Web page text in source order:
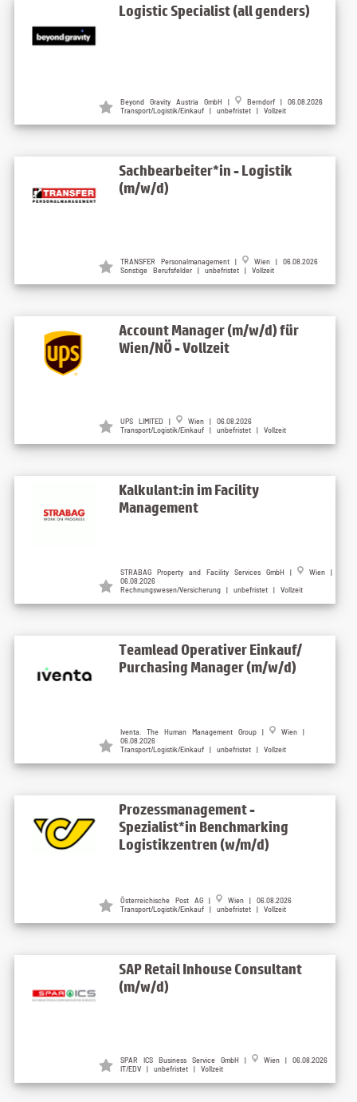
Logistic Specialist (all genders)
Beyond Gravity Austria GmbH |
Berndorf | 06.08.2026
Transport/Logistik/Einkauf | unbefristet | Vollzeit
Sachbearbeiter*in - Logistik
(m/w/d)
TRANSFER Personalmanagement |
Wien | 06.08.2026
Sonstige Berufsfelder | unbefristet | Vollzeit
Account Manager (m/w/d) für
Wien/NÖ - Vollzeit
UPS LIMITED |
Wien | 06.08.2026
Transport/Logistik/Einkauf | unbefristet | Vollzeit
Kalkulant:in im Facility
Management
STRABAG Property and Facility Services GmbH |
Wien |
06.08.2026
Rechnungswesen/Versicherung | unbefristet | Vollzeit
Teamlead Operativer Einkauf/
Purchasing Manager (m/w/d)
Iventa. The Human Management Group |
Wien |
06.08.2026
Transport/Logistik/Einkauf | unbefristet | Vollzeit
Prozessmanagement -
Spezialist*in Benchmarking
Logistikzentren (w/m/d)
Österreichische Post AG |
Wien | 06.08.2026
Transport/Logistik/Einkauf | unbefristet | Vollzeit
SAP Retail Inhouse Consultant
(m/w/d)
SPAR ICS Business Service GmbH |
Wien | 06.08.2026
IT/EDV | unbefristet | Vollzeit